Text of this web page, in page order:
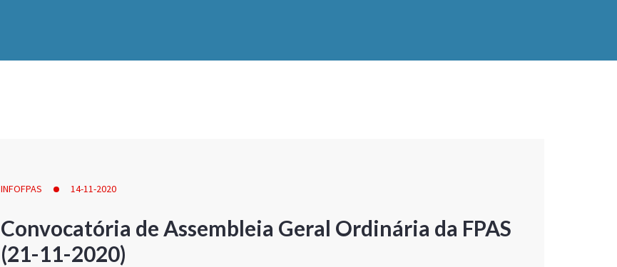
INFOFPAS 14-11-2020
Convocatória de Assembleia Geral Ordinária da FPAS
(21-11-2020)